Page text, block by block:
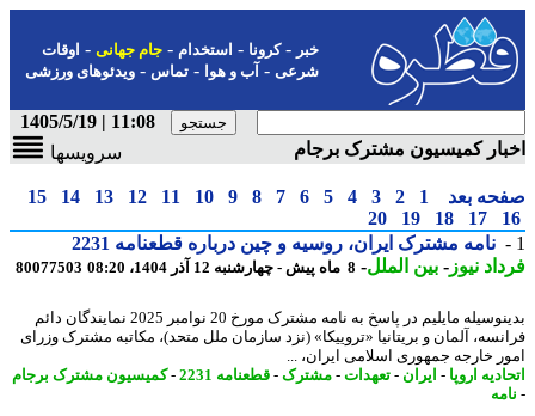
-کرونا-استخدام- جام جهانی-اوقات
شرعی-آب و هوا-تماس-ویدئوهای ورزشی
11:08 | 1405/5/19
کمیسیون مشترک برجام
سرویسها
بعد 1
2
3
4
5
6
7
8
9
10
11
12
13
14
15
17
18
19
20
نامه مشترک ایران، روسیه و چین درباره قطعنامه 2231
نیوز-بین الملل-8 ماه پیش - چهارشنبه 12 آذر 1404، 08:20 80077503
بدینوسیله مایلیم در پاسخ به نامه مشترک مورخ 20 نوامبر 2025 نمایندگان دائم
آلمان و بریتانیا «تروییکا» (نزد سازمان ملل متحد)، مکاتبه مشترک وزرای
خارجه جمهوری اسلامی ایران، ...
اروپا - ایران - تعهدات- مشترک- قطعنامه 2231 -کمیسیون مشترک برجام